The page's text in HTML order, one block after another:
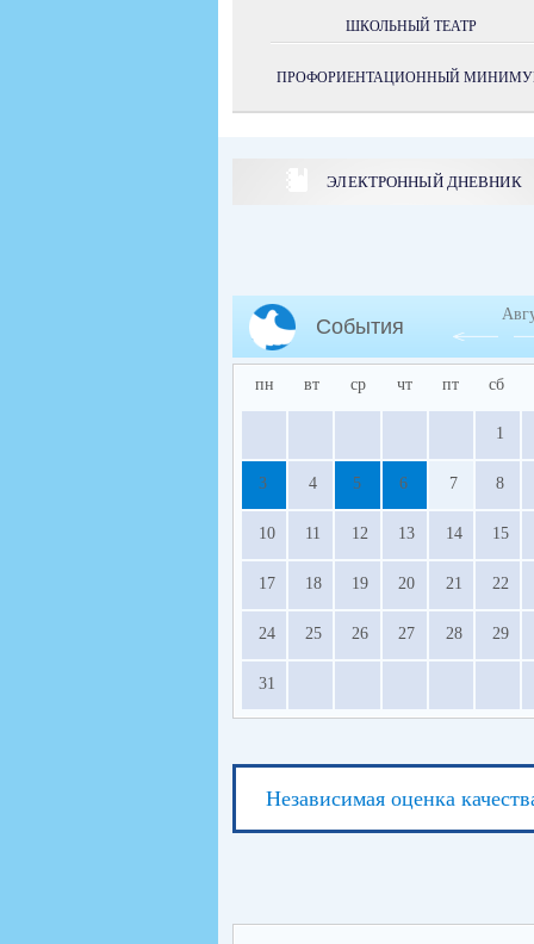
ШКОЛЬНЫЙ ТЕАТР
ПРОФОРИЕНТАЦИОННЫЙ
ЭЛЕКТРОННЫЙ ДНЕВНИК
События
пн вт ср чт пт сб
1
3 4 5 6 7 8
10 11 12 13 14 15
17 18 19 20 21 22
24 25 26 27 28 29
31
Независимая оценка